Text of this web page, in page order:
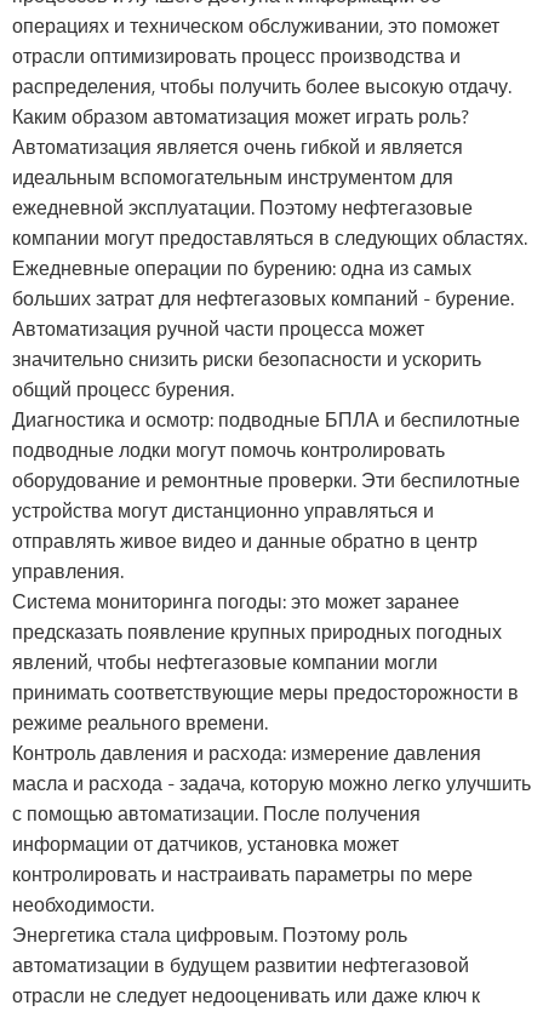
операциях и техническом обслуживании, это поможет
отрасли оптимизировать процесс производства и
распределения, чтобы получить более высокую отдачу.
Каким образом автоматизация может играть роль?
Автоматизация является очень гибкой и является
идеальным вспомогательным инструментом для
ежедневной эксплуатации. Поэтому нефтегазовые
компании могут предоставляться в следующих областях.
Ежедневные операции по бурению: одна из самых
больших затрат для нефтегазовых компаний - бурение.
Автоматизация ручной части процесса может
значительно снизить риски безопасности и ускорить
общий процесс бурения.
Диагностика и осмотр: подводные БПЛА и беспилотные
подводные лодки могут помочь контролировать
оборудование и ремонтные проверки. Эти беспилотные
устройства могут дистанционно управляться и
отправлять живое видео и данные обратно в центр
управления.
Система мониторинга погоды: это может заранее
предсказать появление крупных природных погодных
явлений, чтобы нефтегазовые компании могли
принимать соответствующие меры предосторожности в
режиме реального времени.
Контроль давления и расхода: измерение давления
масла и расхода - задача, которую можно легко улучшить
с помощью автоматизации. После получения
информации от датчиков, установка может
контролировать и настраивать параметры по мере
необходимости.
Энергетика стала цифровым. Поэтому роль
автоматизации в будущем развитии нефтегазовой
отрасли не следует недооценивать или даже ключ к